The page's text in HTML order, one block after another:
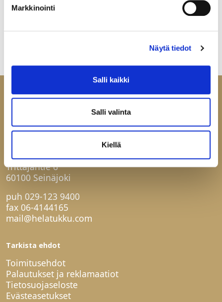
Markkinointi
Näytä tiedot
Salli kaikki
Salli valinta
Kiellä
Helatukku Finland Oy
Yrittäjäntie 6
60100 Seinäjoki
puh 029-123 9400
fax 06-4144165
mail@helatukku.com
Tarkista ehdot
Toimitusehdot
Palautukset ja reklamaatiot
Tietosuojaseloste
Evästeasetukset